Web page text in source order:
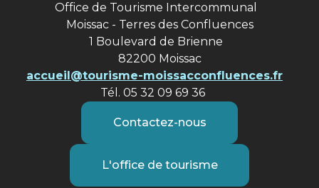
Office de Tourisme Intercommunal
Moissac - Terres des Confluences
1 Boulevard de Brienne
82200 Moissac
accueil@tourisme-moissacconfluences.fr
Tél. 05 32 09 69 36
Contactez-nous
L'office de tourisme